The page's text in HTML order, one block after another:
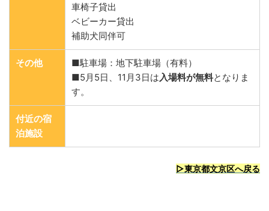
車椅子貸出
ベビーカー貸出
補助犬同伴可
その他
■駐車場：地下駐車場（有料）
■5月5日、11月3日は 入場料が無料となりま
す。
付近の宿
泊施設
▷東京都文京区へ戻る